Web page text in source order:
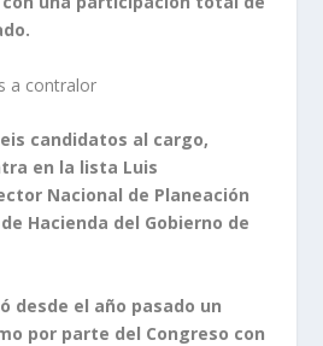
a contralor
candidatos al cargo,
en la lista Luis
Nacional de Planeación
Hacienda del Gobierno de
desde el año pasado un
por parte del Congreso con